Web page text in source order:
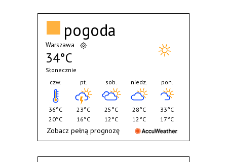
pogoda
Warszawa
34°C
Słonecznie
czw.
36°C
20°C
pt.
23°C
16°C
sob.
25°C
12°C
niedz.
28°C
12°C
pon.
33°C
17°C
Zobacz pełną prognozę